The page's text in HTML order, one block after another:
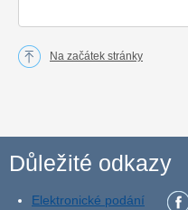
Na začátek stránky
Důležité odkazy
Elektronické podání